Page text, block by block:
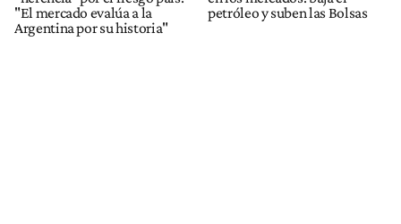
"El mercado evalúa a la
Argentina por su historia"
petróleo y suben las Bolsas